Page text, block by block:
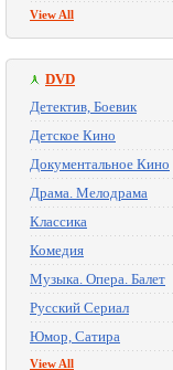
View All
DVD
Детектив, Боевик
Детское Кино
Документальное Кино
Драма. Мелодрама
Классика
Комедия
Музыка. Опера. Балет
Русский Сериал
Юмор, Сатира
View All